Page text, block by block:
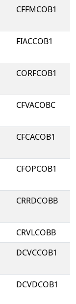
CFFMCOB1
FIACCOB1
CORFCOB1
CFVACOBC
CFCACOB1
CFOPCOB1
CRRDCOBB
CRVLCOBB
DCVCCOB1
DCVDCOB1